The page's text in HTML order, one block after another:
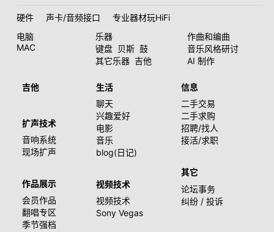
硬件 声卡/音频接口
专业器材玩HiFi
电脑
MAC
乐器
键盘 贝斯 鼓
其它乐器 吉他
作曲和编曲
音乐风格研讨
AI 制作
吉他
扩声技术
音响系统
现场扩声
作品展示
会员作品
翻唱专区
季节强档
生活
聊天
兴趣爱好
电影
音乐
blog(日记)
视频技术
视频技术
Sony Vegas
信息
二手交易
二手求购
招聘/找人
接活/求职
其它
论坛事务
纠纷 / 投诉